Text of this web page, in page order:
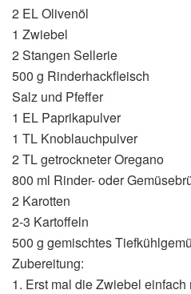
2 EL Olivenöl
1 Zwiebel
2 Stangen Sellerie
500 g Rinderhackfleisch
Salz und Pfeffer
1 EL Paprikapulver
1 TL Knoblauchpulver
2 TL getrockneter Oregano
800 ml Rinder- oder
2 Karotten
2-3 Kartoffeln
500 g gemischtes
Zubereitung:
1. Erst mal die Zwiebel